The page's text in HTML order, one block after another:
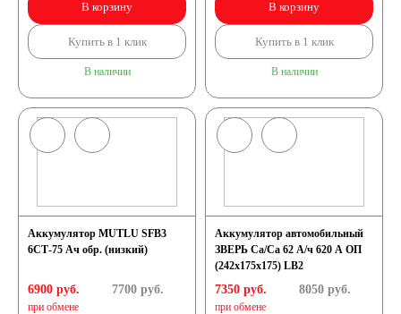
В корзину
Купить в 1 клик
В наличии
В корзину
Купить в 1 клик
В наличии
Аккумулятор MUTLU SFB3
6СТ-75 Ач обр. (низкий)
6900 руб.
при обмене
7700руб.
Аккумулятор автомобильный
ЗВЕРЬ Са/Са 62 А/ч 620 A ОП
(242х175х175) LB2
7350 руб.
при обмене
8050руб.